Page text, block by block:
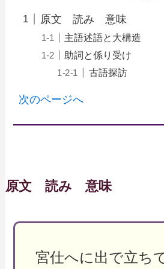
原文 読み 意味
主語述語と大構造
助詞と係り受け
古語探訪
次のページへ
原文 読み 意味
宮仕へに出で立